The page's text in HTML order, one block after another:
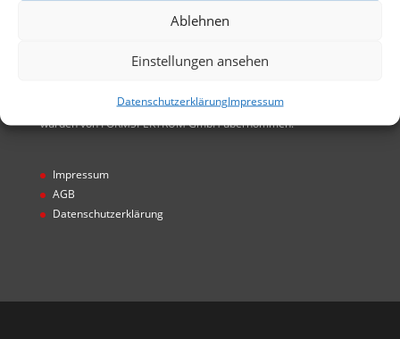
Ablehnen
Einstellungen ansehen
DatenschutzerklärungImpressum
* Projekte wurden unter Gecco GmbH realisiert. Alle Rechte
wurden von FORMSPEKTRUM GmbH übernommen.
Impressum
AGB
Datenschutzerklärung